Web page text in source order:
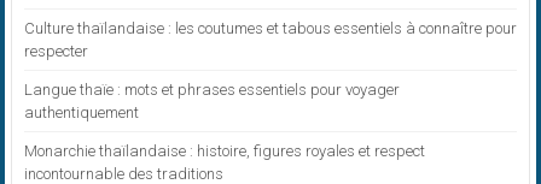
Culture thaïlandaise : les coutumes et tabous essentiels à connaître pour
respecter
Langue thaïe : mots et phrases essentiels pour voyager
authentiquement
Monarchie thaïlandaise : histoire, figures royales et respect
incontournable des traditions